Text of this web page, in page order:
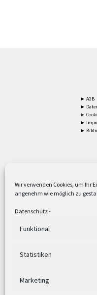
Wir verwenden Cookies, um Ihr
angenehm wie möglich zu
Datenschutz-
Funktional
Statistiken
Marketing
► AGB
►
►
►
►
oder
sind
Weitere
Ab 79,-